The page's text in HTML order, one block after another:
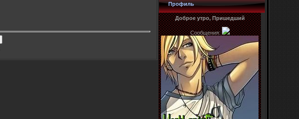
Профиль
Доброе утро, Пришедший
Сообщения: